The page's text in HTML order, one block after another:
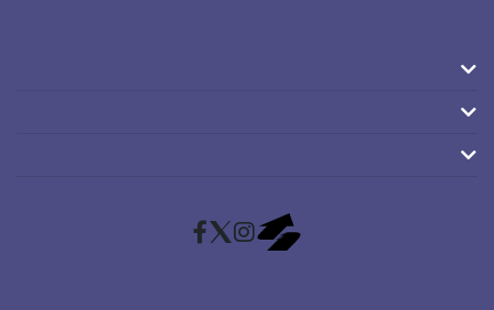
Facebook
X (Twitter)
Instagram
RaceMapp